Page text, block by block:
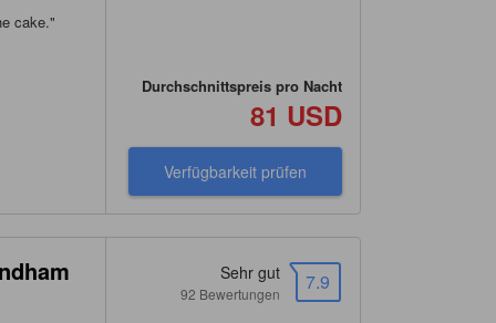
cake."
Durchschnittspreis pro Nacht
81 USD
Verfügbarkeit prüfen
7.9
Sehr gut
92 Bewertungen